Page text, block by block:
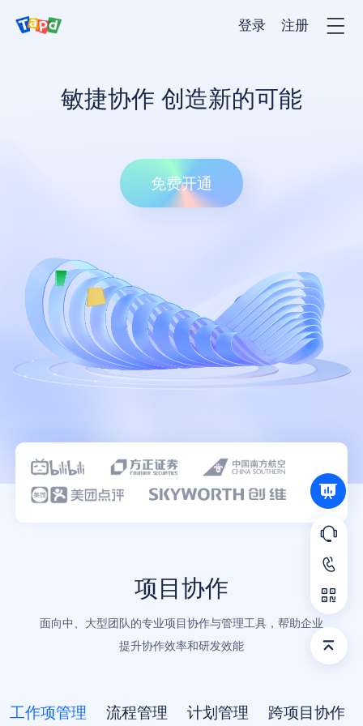
敏捷协作 创造新的可能
免费开通
项目协作
面向中、大型团队的专业项目协作与管理工具，帮助企业
提升协作效率和研发效能
工作项管理 流程管理 计划管理 跨项目协作
登录 注册
服务与支持
新闻资讯